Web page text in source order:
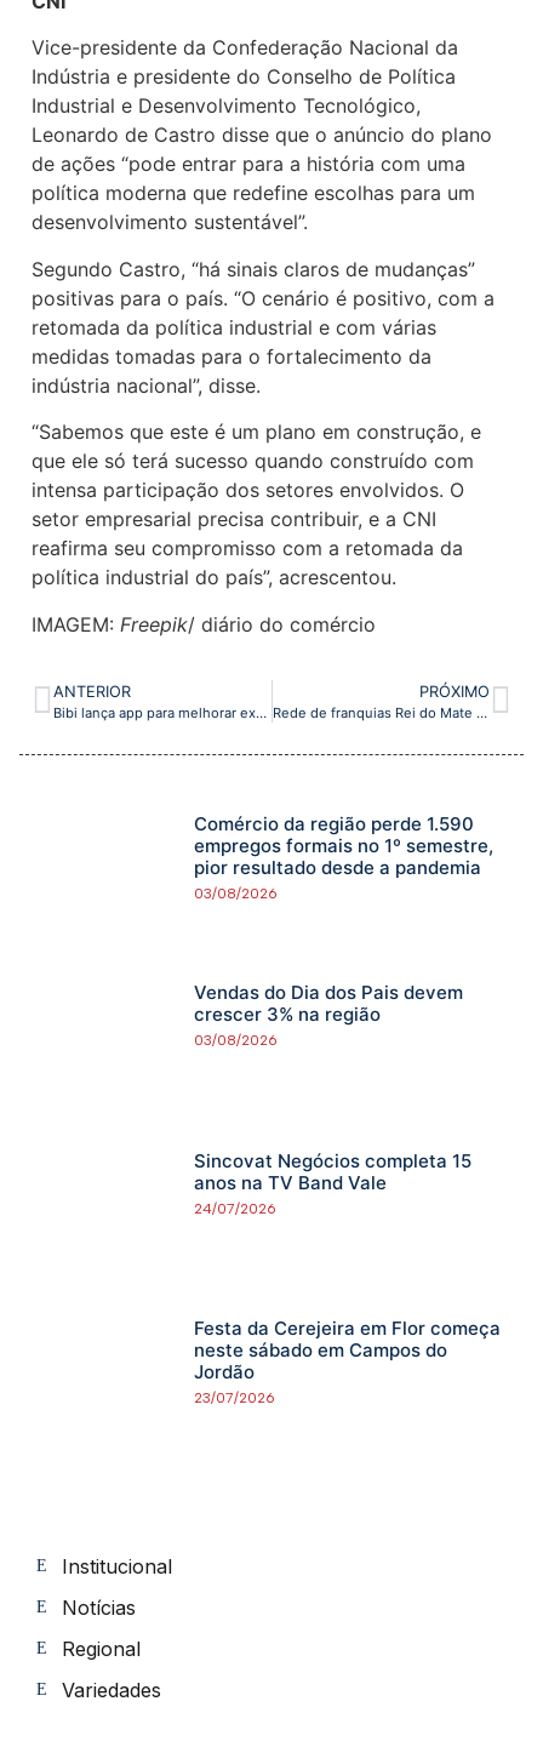
Vice-presidente da Confederação Nacional da
Indústria e presidente do Conselho de Política
Industrial e Desenvolvimento Tecnológico,
Leonardo de Castro disse que o anúncio do plano
de ações “pode entrar para a história com uma
política moderna que redefine escolhas para um
desenvolvimento sustentável”.
Segundo Castro, “há sinais claros de mudanças”
positivas para o país. “O cenário é positivo, com a
retomada da política industrial e com várias
medidas tomadas para o fortalecimento da
indústria nacional”, disse.
“Sabemos que este é um plano em construção, e
que ele só terá sucesso quando construído com
intensa participação dos setores envolvidos. O
setor empresarial precisa contribuir, e a CNI
reafirma seu compromisso com a retomada da
política industrial do país”, acrescentou.
IMAGEM: Freepik/ diário do comércio
ANTERIOR
Bibi lança app para melhorar experiência de compra e relacionamento com clientes
PRÓXIMO
Rede de franquias Rei do Mate inaugura cinco novas unidades no mês de janeiro
Comércio da região perde 1.590
empregos formais no 1º semestre,
pior resultado desde a pandemia
03/08/2026
Vendas do Dia dos Pais devem
crescer 3% na região
03/08/2026
Sincovat Negócios completa 15
anos na TV Band Vale
24/07/2026
Festa da Cerejeira em Flor começa
neste sábado em Campos do
Jordão
23/07/2026
Institucional
Notícias
Regional
Variedades